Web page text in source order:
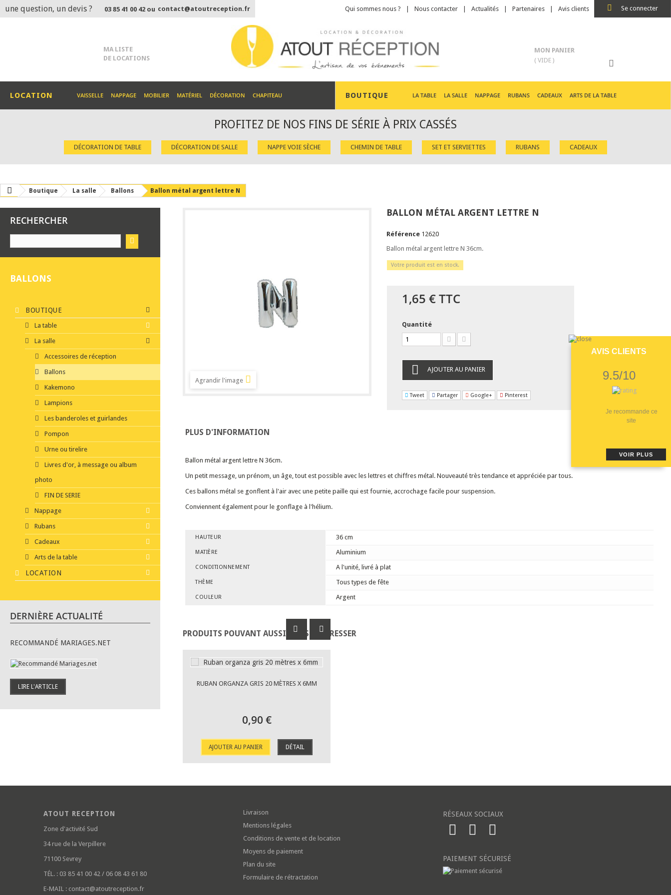
Se connecter
Qui sommes nous ? Nous contacter Actualités Partenaires Avis clients
une question, un devis ? 03 85 41 00 42 ou contact@atoutreception.fr
MA LISTE
DE LOCATIONS
MON PANIER
( VIDE )
LOCATION VAISSELLE NAPPAGE MOBILIER MATÉRIEL DÉCORATION CHAPITEAU BOUTIQUE LA TABLE LA SALLE NAPPAGE RUBANS CADEAUX ARTS DE LA TABLE
PROFITEZ DE NOS FINS DE SÉRIE À PRIX CASSÉS
DÉCORATION DE TABLE DÉCORATION DE SALLE NAPPE VOIE SÈCHE CHEMIN DE TABLE SET ET SERVIETTES RUBANS CADEAUX
Boutique La salle Ballons Ballon métal argent lettre N
RECHERCHER
BALLONS
BOUTIQUE
La table
La salle
Accessoires de réception
Ballons
Kakemono
Lampions
Les banderoles et guirlandes
Pompon
Urne ou tirelire
Livres d'or, à message ou album
photo
FIN DE SERIE
Nappage
Rubans
Cadeaux
Arts de la table
LOCATION
DERNIÈRE ACTUALITÉ
RECOMMANDÉ MARIAGES.NET
LIRE L'ARTICLE
Agrandir l'image
BALLON MÉTAL ARGENT LETTRE N
Référence 12620
Ballon métal argent lettre N 36cm.
Votre produit est en stock.
1,65 €TTC
Quantité
AJOUTER AU PANIER
Tweet Partager Google+ Pinterest
PLUS D'INFORMATION
Ballon métal argent lettre N 36cm.
Un petit message, un prénom, un âge, tout est possible avec les lettres et chiffres métal. Nouveauté très tendance et appréciée par tous.
Ces ballons métal se gonflent à l'air avec une petite paille qui est fournie, accrochage facile pour suspension.
Conviennent également pour le gonflage à l'hélium.
HAUTEUR 36 cm
MATIÈRE Aluminium
CONDITIONNEMENT A l'unité, livré à plat
THÈME Tous types de fête
COULEUR Argent
PRODUITS POUVANT AUSSI VOUS INTÉRESSER
RUBAN ORGANZA GRIS 20 MÈTRES X 6MM
0,90 €
AJOUTER AU PANIER DÉTAIL
ATOUT RECEPTION
Zone d'activité Sud
34 rue de la Verpillere
71100 Sevrey
TÉL. : 03 85 41 00 42 / 06 08 43 61 80
E-MAIL : contact@atoutreception.fr
Livraison
Mentions légales
Conditions de vente et de location
Moyens de paiement
Plan du site
Formulaire de rétractation
RÉSEAUX SOCIAUX
PAIEMENT SÉCURISÉ
AVIS CLIENTS
9.5/10
Je recommande ce
site
VOIR PLUS